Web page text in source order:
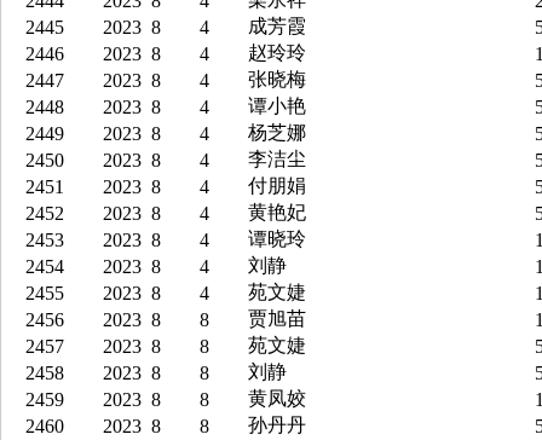
2445
2023 8 4 成芳霞
2446
2023 8 4 赵玲玲
2447
2023 8 4 张晓梅
2448
2023 8 4 谭小艳
2449
2023 8 4 杨芝娜
2450
2023 8 4 李洁尘
2451
2023 8 4 付朋娟
2452
2023 8 4 黄艳妃
2453
2023 8 4 谭晓玲
2454
2023 8 4 刘静
2455
2023 8 4 苑文婕
2456
2023 8 8 贾旭苗
2457
2023 8 8 苑文婕
2458
2023 8 8 刘静
2459
2023 8 8 黄凤姣
2460
2023 8 8 孙丹丹